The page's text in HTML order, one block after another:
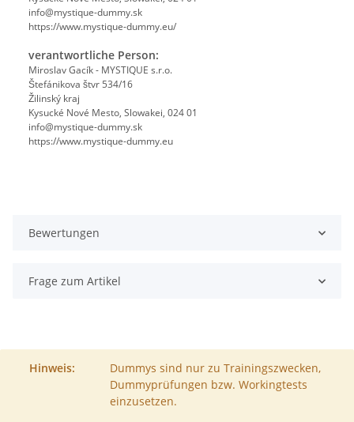
info@mystique-dummy.sk
https://www.mystique-dummy.eu/
verantwortliche Person:
Miroslav Gacík - MYSTIQUE s.r.o.
Štefánikova štvr 534/16
Žilinský kraj
Kysucké Nové Mesto, Slowakei, 024 01
info@mystique-dummy.sk
https://www.mystique-dummy.eu
Bewertungen
Frage zum Artikel
Hinweis:
Dummys sind nur zu Trainingszwecken,
Dummyprüfungen bzw. Workingtests
einzusetzen.